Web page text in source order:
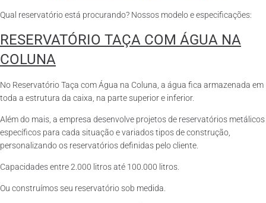
Qual reservatório está procurando? Nossos modelo e especificações:
RESERVATÓRIO TAÇA COM ÁGUA NA
COLUNA
No Reservatório Taça com Água na Coluna, a água fica armazenada em
toda a estrutura da caixa, na parte superior e inferior.
Além do mais, a empresa desenvolve projetos de reservatórios metálicos
específicos para cada situação e variados tipos de construção,
personalizando os reservatórios definidas pelo cliente.
Capacidades entre 2.000 litros até 100.000 litros.
Ou construímos seu reservatório sob medida.